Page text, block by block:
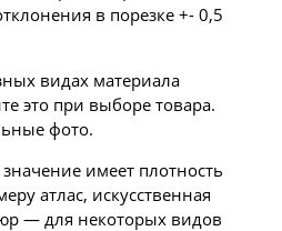
в порезке +- 0,5
видах материала
это при выборе товара.
фото.
имеет плотность
атлас, искусственная
— для некоторых видов